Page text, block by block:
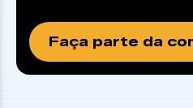
Faça parte da